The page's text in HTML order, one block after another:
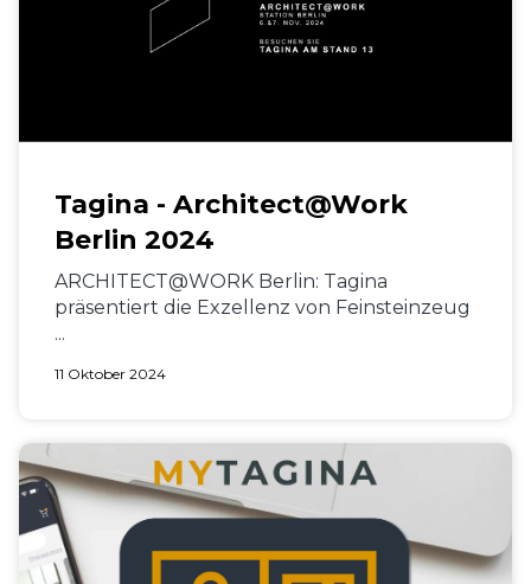
Tagina - Architect@Work
Berlin 2024
ARCHITECT@WORK Berlin: Tagina
präsentiert die Exzellenz von Feinsteinzeug
...
11 Oktober 2024